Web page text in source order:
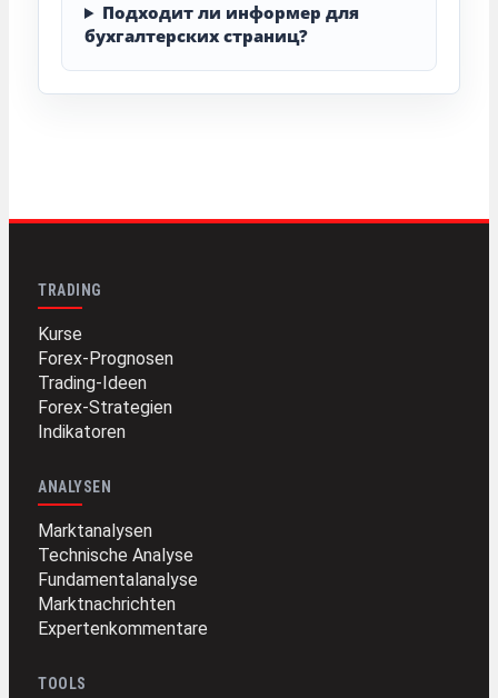
Подходит ли информер для
бухгалтерских страниц?
TRADING
Kurse
Forex-Prognosen
Trading-Ideen
Forex-Strategien
Indikatoren
ANALYSEN
Marktanalysen
Technische Analyse
Fundamentalanalyse
Marktnachrichten
Expertenkommentare
TOOLS